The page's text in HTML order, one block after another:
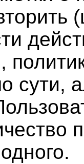
сути,